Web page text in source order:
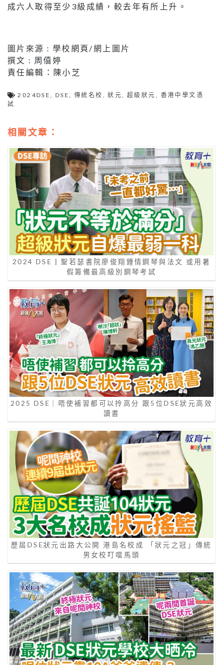
成六人取得至少3級成績，較去年有所上升。
圖片來源 : 學校網頁/網上圖片
撰文 : 周僖婷
責任編輯：陳小芝
2024DSE,DSE,傳統名校 ,狀元,超級狀元 , 香港中學文憑
試
相關文章：
2024 DSE | 聖若瑟書院廖俊翔鍾情鋼琴與法文 或用暑
假籌備最高級別鋼琴考試
2025 DSE｜唔使補習都可以拎高分 跟5位DSE狀元高效
讀書
歷屆DSE狀元出路大公開 港島名校成 「狀元之冠」傳統
男女校叮噹馬頭